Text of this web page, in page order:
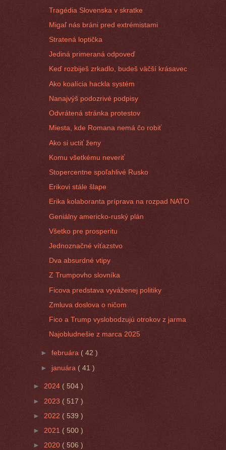
Tragédia Slovenska v skratke
Migaľ nás bráni pred extrémistami
Stratená loptička
Jediná primeraná odpoveď
Keď rozbiješ zrkadlo, budeš väčší krásavec
Ako koalícia hackla systém
Nanajvýš podozrivé podpisy
Odvrátená stránka protestov
Miesta, kde Romana nemá čo robiť
Ako si uctiť ženy
Komu všetkému neveriť
Stopercentne spoľahlivé Rusko
Erikovi stále šlape
Erika kolaboranta príprava na rozpad NATO
Geniálny americko-ruský plán
Všetko pre prosperitu
Jednoznačné víťazstvo
Dva absurdné vtipy
Z Trumpovho slovníka
Ficova predstava vyváženej politiky
Zmluva doslova o ničom
Fico a Trump vyslobodzujú otrokov z jarma
Najobludnešie z marca 2025
►februára ( 42 )
► januára( 41 )
► 2024 ( 504 )
► 2023 ( 517 )
► 2022 ( 539 )
► 2021 ( 500 )
► 2020 ( 506 )